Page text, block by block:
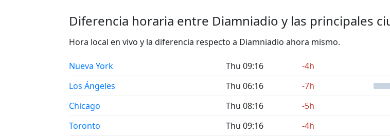
Diferencia horaria entre Diamniadio y las principales
Hora local en vivo y la diferencia respecto a Diamniadio ahora mismo.
Nueva York Thu 09:16
-4h
Los Ángeles
Thu 06:16
-7h
Chicago
Thu 08:16
-5h
Toronto
Thu 09:16
-4h